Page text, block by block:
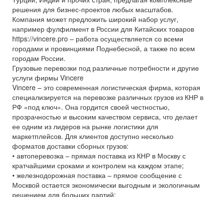
решения для бизнес-проектов любых масштабов.
Компания может предложить широкий набор услуг,
например фулфилмент в России для Китайских товаров
https://vincere.pro – работа осуществляется со всеми
городами и провинциями Поднебесной, а также по всем
городам России.
Грузовые перевозки под различные потребности и другие
услуги фирмы Vincere
Vincere – это современная логистическая фирма, которая
специализируется на перевозке различных грузов из КНР в
РФ «под ключ». Она гордится своей честностью,
прозрачностью и высоким качеством сервиса, что делает
ее одним из лидеров на рынке логистики для
маркетплейсов. Для клиентов доступно несколько
форматов доставки сборных грузов:
• автоперевозка – прямая поставка из КНР в Москву с
кратчайшими сроками и контролем на каждом этапе;
• железнодорожная поставка – прямое сообщение с
Москвой остается экономически выгодным и экологичным
решением для больших партий;